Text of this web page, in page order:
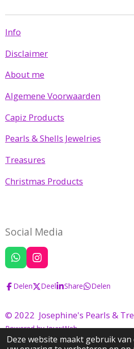
Deze website maakt gebruik van
Info
Disclaimer
About me
Algemene Voorwaarden
Capiz Products
Pearls & Shells Jewelries
Treasures
Christmas Products
Social Media
W
h
a
t
A
p
p
I
n
s
t
g
r
a
m
Delen Deel Share Delen
© 2022 Josephine's Pearls &
Powered byJouwWeb